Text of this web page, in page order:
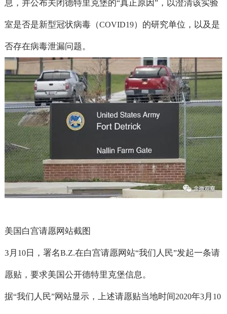
息，并公布关闭德特里克堡的“真正原因”，以澄清该实验
室是否是新型冠状病毒（COVID19）的研究单位，以及是
否存在病毒泄漏问题。
美国白宫请愿网站截图
3 月 10日，署名B.Z.在白宫请愿网站“我们人民”发起一条请
愿贴，要求美国公开德特里克堡信息。
据“我们人民”网站显示，上述请愿贴当地时间2020年3月 10